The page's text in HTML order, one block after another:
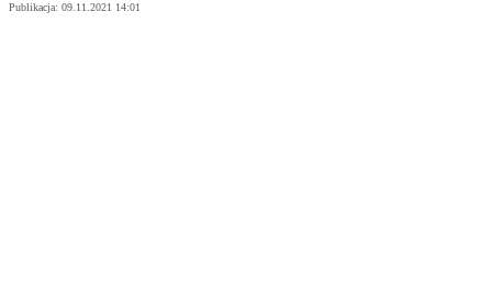
Publikacja: 09.11.2021 14:01